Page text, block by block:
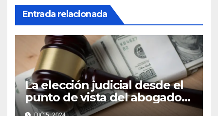
Entrada relacionada
La elección judicial desde el
punto de vista del abogado
Edgar Galindo Macedo